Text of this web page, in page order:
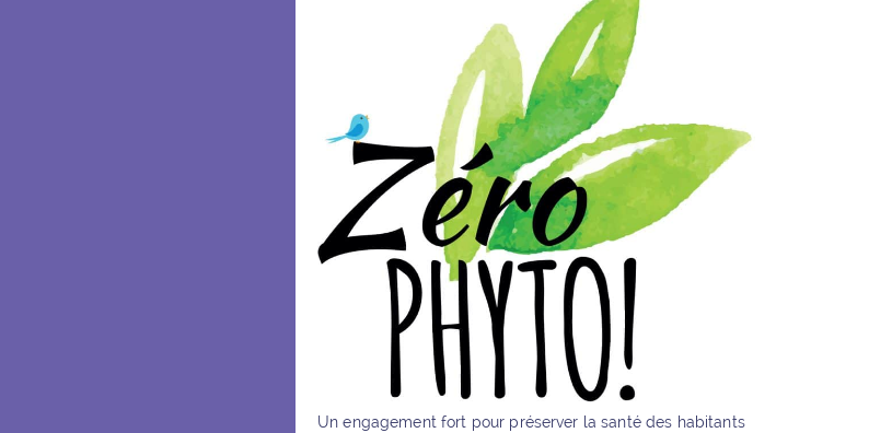
Un engagement fort pour préserver la santé des habitants